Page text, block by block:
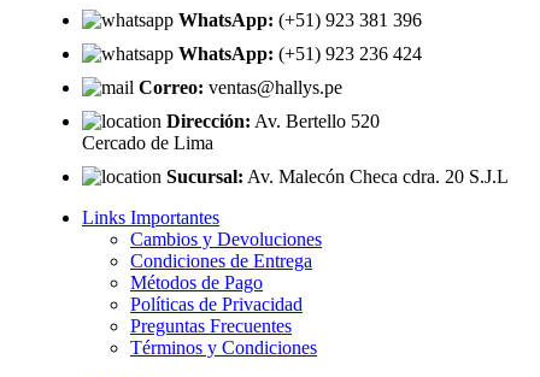
WhatsApp: (+51) 923 381 396
WhatsApp: (+51) 923 236 424
Correo: ventas@hallys.pe
Dirección: Av. Bertello 520
Cercado de Lima
Sucursal: Av. Malecón Checa cdra. 20 S.J.L
Links Importantes
Cambios y Devoluciones
Condiciones de Entrega
Métodos de Pago
Políticas de Privacidad
Preguntas Frecuentes
Términos y Condiciones